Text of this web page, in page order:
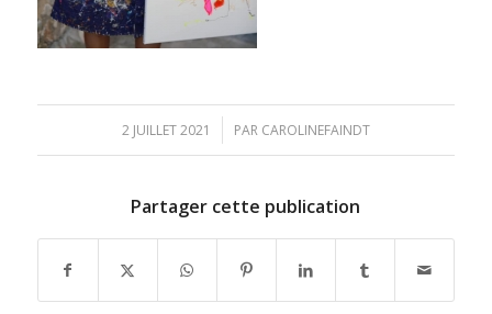
2 JUILLET 2021
/ PAR CAROLINEFAINDT
Partager cette publication